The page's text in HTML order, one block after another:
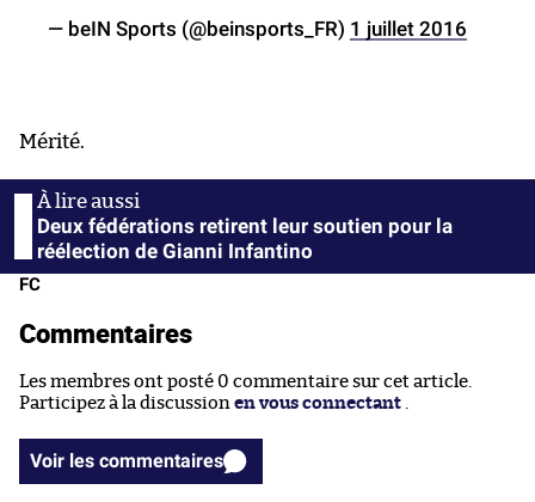
— beIN Sports (@beinsports_FR) 1 juillet 2016
Mérité.
Deux fédérations retirent leur soutien pour la
réélection de Gianni Infantino
FC
Commentaires
Les membres ont posté 0 commentaire sur cet article.
Participez à la discussion en vous connectant
Voir les commentaires